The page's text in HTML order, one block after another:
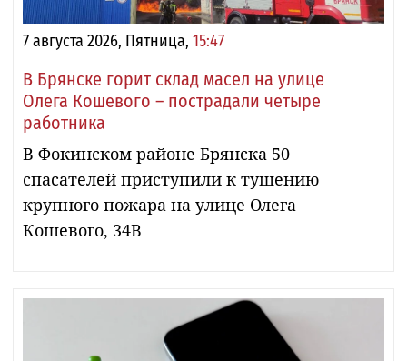
7 августа 2026, Пятница, 15:47
В Брянске горит склад масел на улице
Олега Кошевого – пострадали четыре
работника
В Фокинском районе Брянска 50
спасателей приступили к тушению
крупного пожара на улице Олега
Кошевого, 34В